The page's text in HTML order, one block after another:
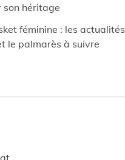
son héritage
féminine : les actualités
le palmarès à suivre